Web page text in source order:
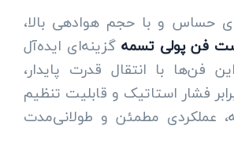
حساس و با حجم هوادهی بالا،
فن پولی تسمه گزینه‌ای ایده‌آل
فن‌ها با انتقال قدرت پایدار،
فشار استاتیک و قابلیت تنظیم
عملکردی مطمئن و طولانی‌مدت